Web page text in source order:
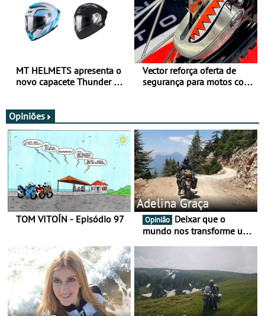
MT HELMETS apresenta o
novo capacete Thunder 4 R
Vector reforça oferta de
segurança para motos com
Opiniões
TOM VITOÍN - Episódio 97
Adelina Graça
Opinião
mundo nos transforme um